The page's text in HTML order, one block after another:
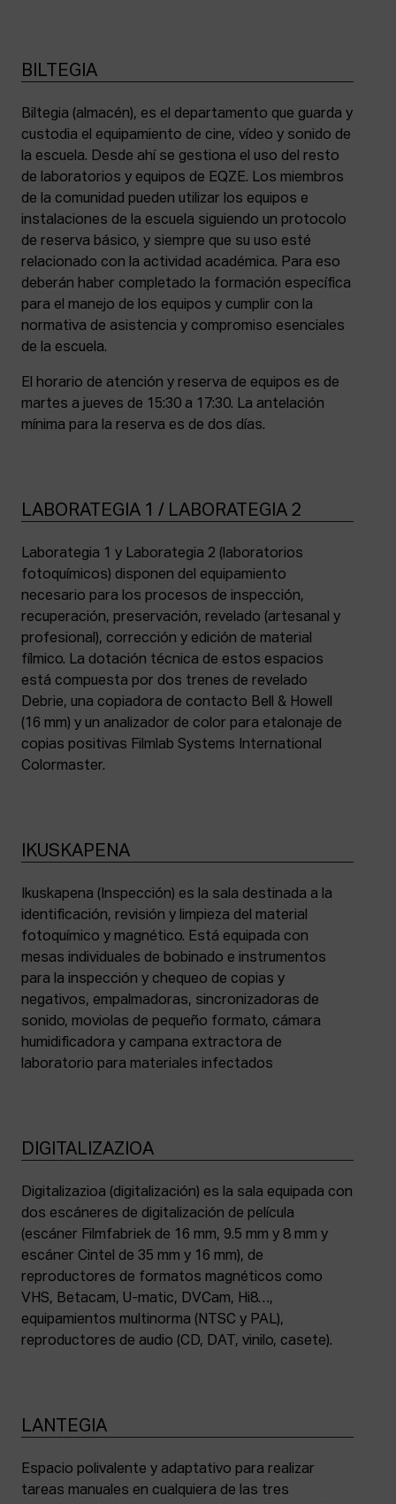
BILTEGIA
Biltegia (almacén), es el departamento que guarda y
custodia el equipamiento de cine, vídeo y sonido de
la escuela. Desde ahí se gestiona el uso del resto
de laboratorios y equipos de EQZE. Los miembros
de la comunidad pueden utilizar los equipos e
instalaciones de la escuela siguiendo un protocolo
de reserva básico, y siempre que su uso esté
relacionado con la actividad académica. Para eso
deberán haber completado la formación específica
para el manejo de los equipos y cumplir con la
normativa de asistencia y compromiso esenciales
de la escuela.
El horario de atención y reserva de equipos es de
martes a jueves de 15:30 a 17:30. La antelación
mínima para la reserva es de dos días.
LABORATEGIA 1 / LABORATEGIA 2
Laborategia 1 y Laborategia 2 (laboratorios
fotoquímicos) disponen del equipamiento
necesario para los procesos de inspección,
recuperación, preservación, revelado (artesanal y
profesional), corrección y edición de material
fílmico. La dotación técnica de estos espacios
está compuesta por dos trenes de revelado
Debrie, una copiadora de contacto Bell & Howell
(16 mm) y un analizador de color para etalonaje de
copias positivas Filmlab Systems International
Colormaster.
IKUSKAPENA
Ikuskapena (Inspección) es la sala destinada a la
identificación, revisión y limpieza del material
fotoquímico y magnético. Está equipada con
mesas individuales de bobinado e instrumentos
para la inspección y chequeo de copias y
negativos, empalmadoras, sincronizadoras de
sonido, moviolas de pequeño formato, cámara
humidificadora y campana extractora de
laboratorio para materiales infectados
DIGITALIZAZIOA
Digitalizazioa (digitalización) es la sala equipada con
dos escáneres de digitalización de película
(escáner Filmfabriek de 16 mm, 9.5 mm y 8 mm y
escáner Cintel de 35 mm y 16 mm), de
reproductores de formatos magnéticos como
VHS, Betacam, U-matic, DVCam, Hi8…,
equipamientos multinorma (NTSC y PAL),
reproductores de audio (CD, DAT, vinilo, casete).
LANTEGIA
Espacio polivalente y adaptativo para realizar
tareas manuales en cualquiera de las tres